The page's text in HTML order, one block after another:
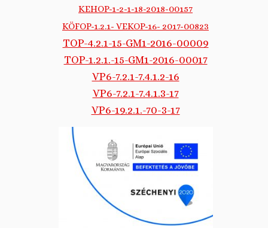
KEHOP-1-2-1-18-2018-00157
KÖFOP-1.2.1- VEKOP-16- 2017-00823
TOP-4.2.1-15-GM1-2016-00009
TOP-1.2.1.-15-GM1-2016-00017
VP6-7.2.1-7.4.1.2-16
VP6-7.2.1-7.4.1.3-17
VP6-19.2.1.-70-3-17